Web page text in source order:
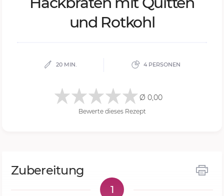
und Rot­kohl
20 MIN. 4 PERSONEN
Ø 0,00
Bewerte dieses Rezept
Zubereitung
1